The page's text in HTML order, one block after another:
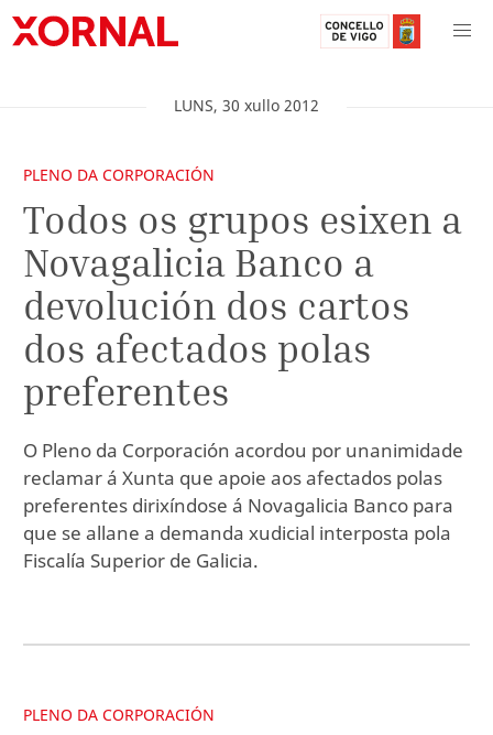
LUNS, 30 xullo 2012
PLENO DA CORPORACIÓN
Todos os grupos esixen a
Novagalicia Banco a
devolución dos cartos
dos afectados polas
preferentes
O Pleno da Corporación acordou por unanimidade
reclamar á Xunta que apoie aos afectados polas
preferentes dirixíndose á Novagalicia Banco para
que se allane a demanda xudicial interposta pola
Fiscalía Superior de Galicia.
PLENO DA CORPORACIÓN